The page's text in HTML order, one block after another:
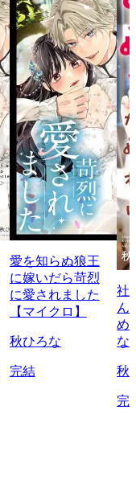
愛を知らぬ狼王
に嫁いだら苛烈
に愛されました
【マイクロ】
秋ひろな
完結
社
ん
め
な
秋
完